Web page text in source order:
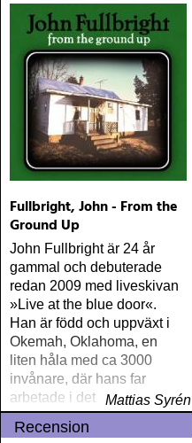
Fullbright, John - From the
Ground Up
John Fullbright är 24 år
gammal och debuterade
redan 2009 med liveskivan
»Live at the blue door«.
Han är född och uppväxt i
Okemah, Oklahoma, en
liten håla med ca 3000
invånare, där hans far
arbetade i det lokala
fängelset och hans
religiösa mor var lärarinna
Mattias Syrén
Recension